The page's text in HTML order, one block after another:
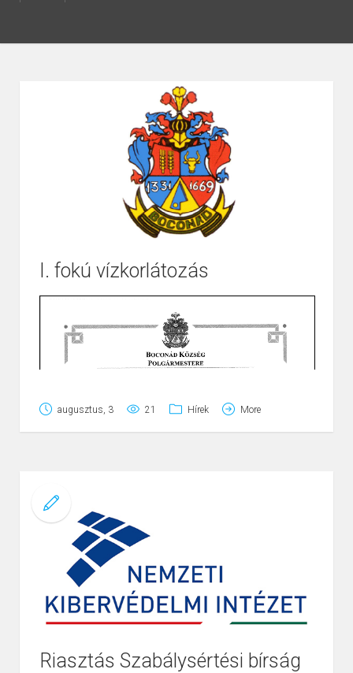
I. fokú vízkorlátozás
augusztus, 3 21 Hírek More
Riasztás Szabálysértési bírság